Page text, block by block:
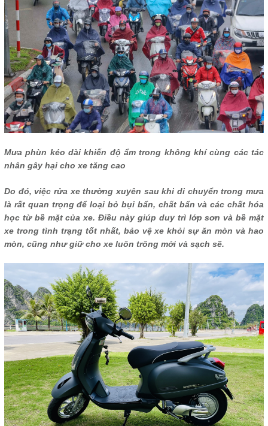
Mưa phùn kéo dài khiến độ ẩm trong không khí cùng các tác
nhân gây hại cho xe tăng cao
Do đó, việc rửa xe thường xuyên sau khi di chuyển trong mưa
là rất quan trọng để loại bỏ bụi bẩn, chất bẩn và các chất hóa
học từ bề mặt của xe. Điều này giúp duy trì lớp sơn và bề mặt
xe trong tình trạng tốt nhất, bảo vệ xe khỏi sự ăn mòn và hao
mòn, cũng như giữ cho xe luôn trông mới và sạch sẽ.